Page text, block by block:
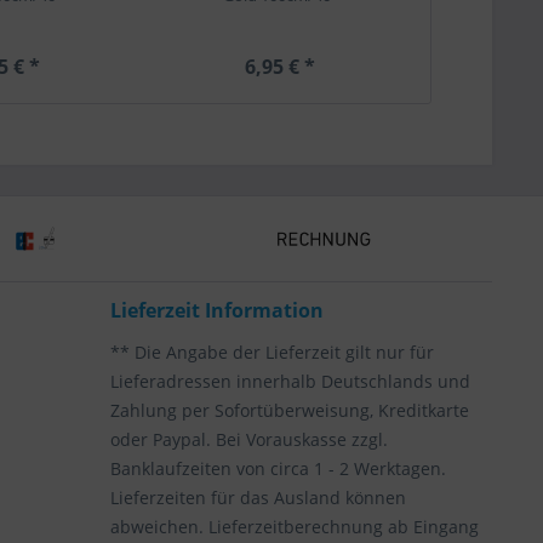
€ * 6,95 € *
Lieferzeit Information
** Die Angabe der Lieferzeit gilt nur für
Lieferadressen innerhalb Deutschlands und
Zahlung per Sofortüberweisung, Kreditkarte
oder Paypal. Bei Vorauskasse zzgl.
Banklaufzeiten von circa 1 - 2 Werktagen.
Lieferzeiten für das Ausland können
abweichen. Lieferzeitberechnung ab Eingang